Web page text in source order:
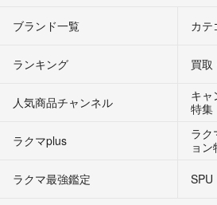
ブランド一覧 カテ
ランキング 買取
人気商品チャンネル
キャ
特集
ラクマplus
ラク
ョ
ラクマ最強鑑定
SPU